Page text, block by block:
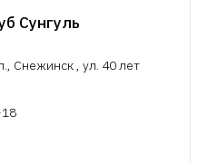
Сунгуль
Снежинск , ул. 40 лет